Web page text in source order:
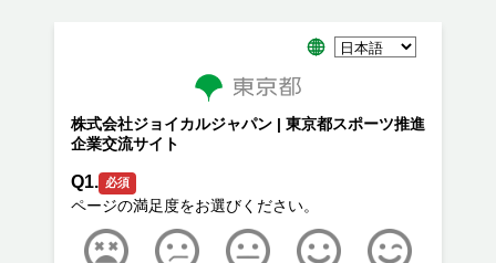
株式会社ジョイカルジャパン | 東京都スポーツ推進
企業交流サイト
Q1. 必須